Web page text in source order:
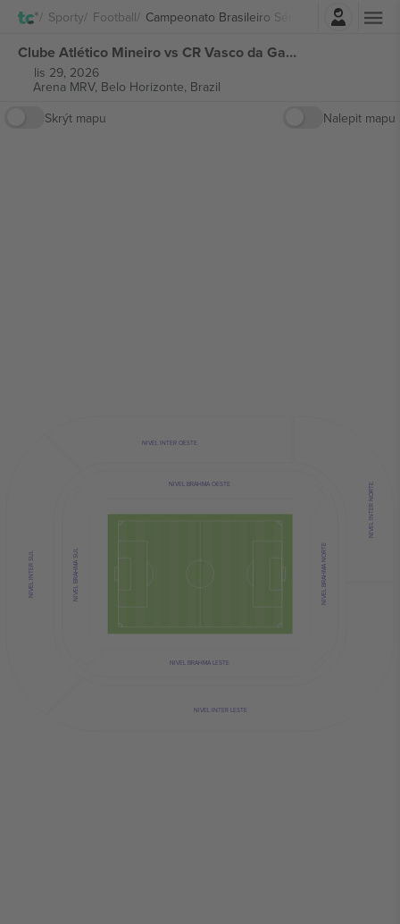
Sporty Football Campeonato Brasileiro Série A
Přihlásit se
Clube Atlético Mineiro vs CR Vasco da Gama Campeonato Brasileiro Série A vstupenek
lis 29, 2026
Arena MRV, Belo Horizonte, Brazil
Skrýt mapu
Nalepit mapu
NIVEL BRAHMA OESTE
NIVEL BRAHMA NORTE
NIVEL BRAHMA LESTE
NIVEL BRAHMA SUL
NIVEL INTER OESTE
NIVEL INTER NORTE
NIVEL INTER LESTE
NIVEL INTER SUL